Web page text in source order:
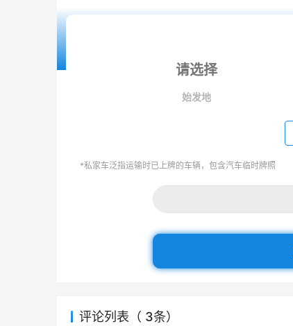
始发地
*私家车泛指运输时已上牌的车辆，包含汽车临时牌照
评论列表（ 3条）